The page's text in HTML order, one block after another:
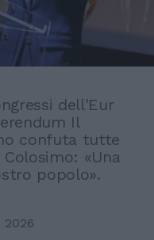
dell'Eur
Il
confuta tutte
«Una
popolo».
2026